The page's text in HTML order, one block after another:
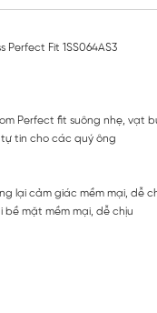
Perfect Fit 1SS064AS3
Perfect fit suông nhẹ, vạt
tự tin cho các quý ông
lại cảm giác mềm mại, dễ
bề mặt mềm mại, dễ chịu